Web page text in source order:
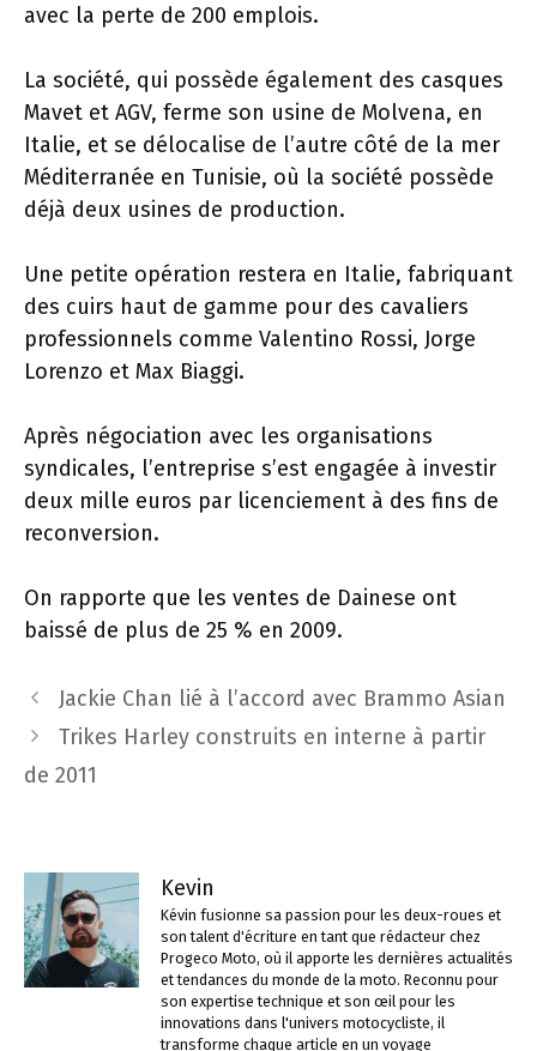
avec la perte de 200 emplois.
La société, qui possède également des casques
Mavet et AGV, ferme son usine de Molvena, en
Italie, et se délocalise de l’autre côté de la mer
Méditerranée en Tunisie, où la société possède
déjà deux usines de production.
Une petite opération restera en Italie, fabriquant
des cuirs haut de gamme pour des cavaliers
professionnels comme Valentino Rossi, Jorge
Lorenzo et Max Biaggi.
Après négociation avec les organisations
syndicales, l’entreprise s’est engagée à investir
deux mille euros par licenciement à des fins de
reconversion.
On rapporte que les ventes de Dainese ont
baissé de plus de 25 % en 2009.
Navigation
des
Jackie Chan lié à l’accord avec Brammo Asian
Trikes Harley construits en interne à partir
de 2011
Kevin
Kévin fusionne sa passion pour les deux-roues et
son talent d'écriture en tant que rédacteur chez
Progeco Moto, où il apporte les dernières actualités
et tendances du monde de la moto. Reconnu pour
son expertise technique et son œil pour les
innovations dans l'univers motocycliste, il
transforme chaque article en un voyage